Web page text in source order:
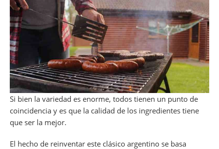
Si bien la variedad es enorme, todos tienen un punto de
coincidencia y es que la calidad de los ingredientes tiene
que ser la mejor.
El hecho de reinventar este clásico argentino se basa